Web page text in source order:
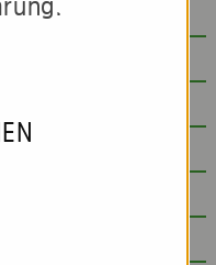
REPTATQ
VOLENT
OCCUS